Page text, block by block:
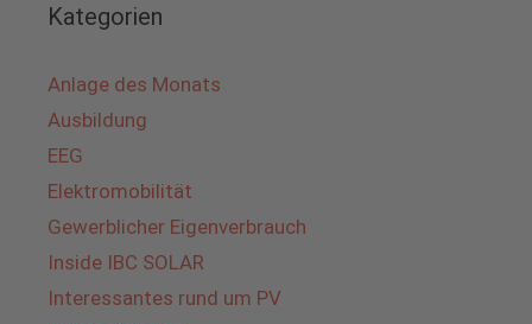
Kategorien
Anlage des Monats
Ausbildung
EEG
Elektromobilität
Gewerblicher Eigenverbrauch
Inside IBC SOLAR
Interessantes rund um PV